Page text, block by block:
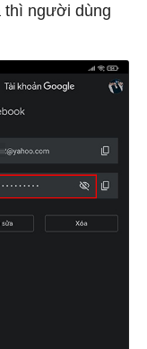
thì người dùng